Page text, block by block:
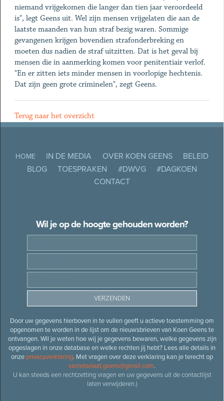
niemand vrijgekomen die langer dan tien jaar veroordeeld
is", legt Geens uit. Wel zijn mensen vrijgelaten die aan de
laatste maanden van hun straf bezig waren. Sommige
gevangenen krijgen bovendien strafonderbreking en
moeten dus nadien de straf uitzitten. Dat is het geval bij
mensen die in aanmerking komen voor penitentiair verlof.
"En er zitten iets minder mensen in voorlopige hechtenis.
Dat zijn geen grote criminelen", zegt Geens.
Terug naar het overzicht
HOME IN DE MEDIA OVER KOEN GEENS
BELEID
BLOG
TOESPRAKEN #DWVG
#DAGKOEN
CONTACT
Wil je op de hoogte gehouden worden?
Door uw gegevens hierboven in te vullen geeft u actieve toestemming om
opgenomen te worden in de lijst om de nieuwsbrieven van Koen Geens te
ontvangen. Wil je weten hoe wij je gegevens bewaren, welke gegevens zijn
opgeslagen in onze database en welke rechten jij hebt? Lees alle details in
onze privacyverklaring. Met vragen over deze verklaring kan je terecht op
secretariaat.geens@gmail.com.
U kan steeds een rechtzetting vragen en uw gegevens uit de contactlijst
laten verwijderen.)